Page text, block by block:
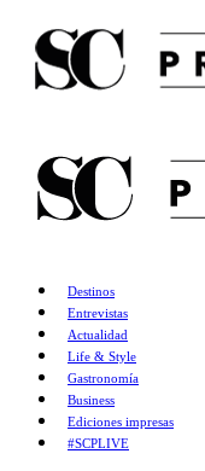
Destinos
Entrevistas
Actualidad
Life & Style
Gastronomía
Business
Ediciones impresas
#SCPLIVE